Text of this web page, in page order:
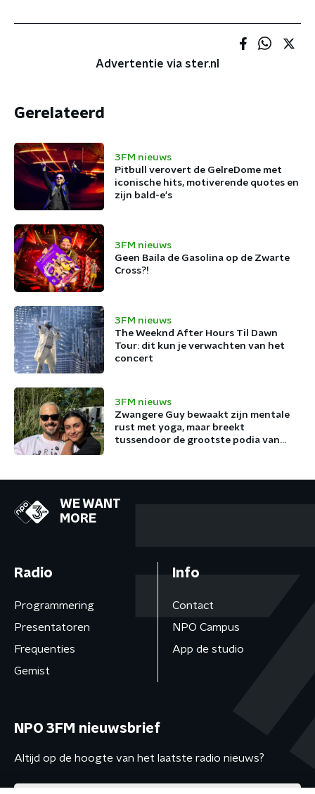
Advertentie via ster.nl
Gerelateerd
3FM nieuws
Pitbull verovert de GelreDome met
iconische hits, motiverende quotes en
zijn bald-e's
3FM nieuws
Geen Baila de Gasolina op de Zwarte
Cross?!
3FM nieuws
The Weeknd After Hours Til Dawn
Tour: dit kun je verwachten van het
concert
3FM nieuws
Zwangere Guy bewaakt zijn mentale
rust met yoga, maar breekt
tussendoor de grootste podia van
WE WANT
MORE
Radio
Programmering
Presentatoren
Frequenties
Gemist
Info
Contact
NPO Campus
App de studio
NPO 3FM nieuwsbrief
Altijd op de hoogte van het laatste radio nieuws?